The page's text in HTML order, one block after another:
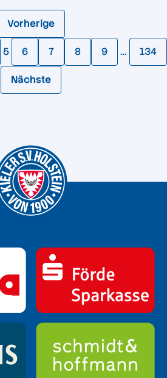
Vorherige
5 6 7 8 9 … 134
Nächste